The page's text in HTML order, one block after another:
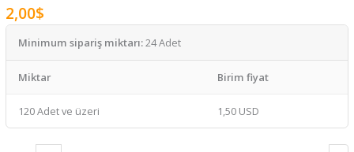
2,00$
Minimum sipariş miktarı:24 Adet
Miktar Birim fiyat
120 Adet ve üzeri 1,50 USD